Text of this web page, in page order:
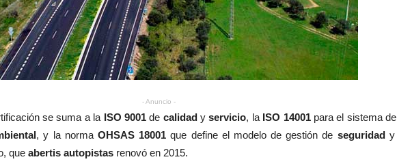
- Anuncio -
se suma a la ISO 9001de calidadyservicio, laISO 14001para el sistema de
, y la normaOHSAS 18001 que define el modelo de gestión de seguridad y
que abertis autopistas renovó en 2015.